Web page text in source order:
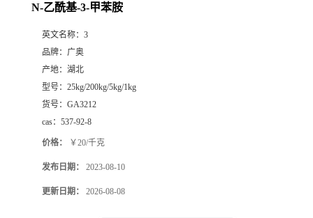
N-乙酰基-3-甲苯胺
英文名称： 3
品牌： 广奥
产地： 湖北
型号： 25kg/200kg/5kg/1kg
货号： GA3212
cas： 537-92-8
价格： ￥20/千克
发布日期： 2023-08-10
更新日期： 2026-08-08